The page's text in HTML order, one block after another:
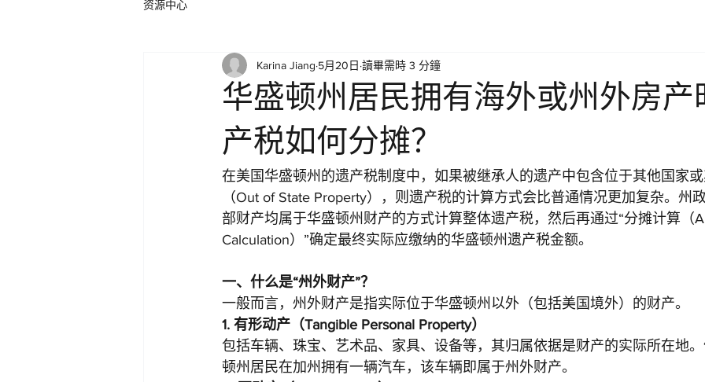
资源中心
华盛顿州居民拥有海外或州外房产
产税如何分摊？
Karina Jiang 5月20日 讀畢需時 3 分鐘
在美国华盛顿州的遗产税制度中，如果被继承人的遗产中包含位于其他国家
（Out of State Property），则遗产税的计算方式会比普通情况更加复杂。州
部财产均属于华盛顿州财产的方式计算整体遗产税，然后再通过“分摊计算（
Calculation）”确定最终实际应缴纳的华盛顿州遗产税金额。
一、什么是“州外财产”？
一般而言，州外财产是指实际位于华盛顿州以外（包括美国境外）的财产。
1. 有形动产（Tangible Personal Property）
包括车辆、珠宝、艺术品、家具、设备等，其归属依据是财产的实际所在地
顿州居民在加州拥有一辆汽车，该车辆即属于州外财产。